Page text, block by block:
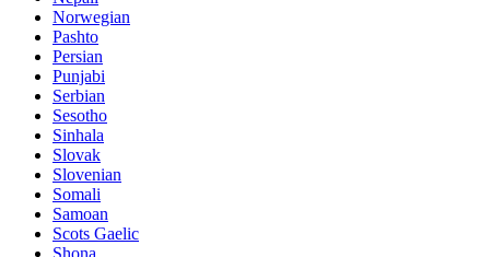
Norwegian
Pashto
Persian
Punjabi
Serbian
Sesotho
Sinhala
Slovak
Slovenian
Somali
Samoan
Scots Gaelic
Shona